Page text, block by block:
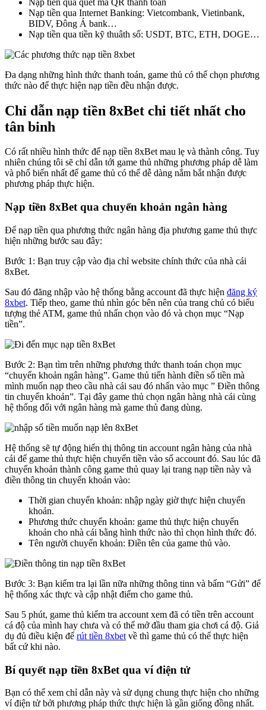
Nạp tiền qua Internet Banking: Vietcombank, Vietinbank,
BIDV, Đông Á bank…
Nạp tiền qua tiền kỹ thuâth số: USDT, BTC, ETH, DOGE…
Đa dạng những hình thức thanh toán, game thủ có thể chọn phương
thức nào để thực hiện nạp tiền đều nhận được.
Chỉ dẫn nạp tiền 8xBet chi tiết nhất cho
tân binh
Có rất nhiều hình thức để nạp tiền 8xBet mau lẹ và thành công. Tuy
nhiên chúng tôi sẽ chỉ dẫn tới game thủ những phương pháp dễ làm
và phổ biến nhất để game thủ có thể dễ dàng nắm bắt nhận được
phương pháp thực hiện.
Nạp tiền 8xBet qua chuyển khoản ngân hàng
Để nạp tiền qua phương thức ngân hàng địa phương game thủ thực
hiện những bước sau đây:
Bước 1: Bạn truy cập vào địa chỉ website chính thức của nhà cái
8xBet.
Sau đó đăng nhập vào hệ thống bằng account đã thực hiện đăng ký
8xbet. Tiếp theo, game thủ nhìn góc bên nên của trang chủ có biểu
tượng thẻ ATM, game thủ nhấn chọn vào đó và chọn mục “Nạp
tiền”.
Bước 2: Bạn tìm trên những phương thức thanh toán chọn mục
“chuyển khoản ngân hàng”. Game thủ tiến hành điền số tiền mà
mình muốn nạp theo cầu nhà cái sau đó nhấn vào mục ” Điền thông
tin chuyển khoản”. Tại đây game thủ chọn ngân hàng nhà cái cùng
hệ thống đối với ngân hàng mà game thủ đang dùng.
Hệ thống sẽ tự động hiển thị thông tin account ngân hàng của nhà
cái để game thủ thực hiện chuyển tiền vào số account đó. Sau lúc đã
chuyển khoản thành công game thủ quay lại trang nạp tiền này và
điền thông tin chuyển khoản vào:
Thời gian chuyển khoản: nhập ngày giờ thực hiện chuyển
khoản.
Phương thức chuyển khoản: game thủ thực hiện chuyển
khoản cho nhà cái bằng hình thức nào thì chọn hình thức đó.
Tên người chuyển khoản: Điền tên của game thủ vào.
Bước 3: Bạn kiểm tra lại lần nữa những thông tinn và bấm “Gửi” để
hệ thống xác thực và cập nhật điểm cho game thủ.
Sau 5 phút, game thủ kiểm tra account xem đã có tiền trên account
cá độ của mình hay chưa và có thể mở đầu tham gia chơi cá độ. Giả
dụ đủ điều kiện để rút tiền 8xbet về thì game thủ có thể thực hiện
bất cứ khi nào.
Bí quyết nạp tiền 8xBet qua ví điện tử
Bạn có thể xem chỉ dẫn này và sử dụng chung thực hiện cho những
ví điện tử bởi phương pháp thức thực hiện là gần giống đồng nhất.